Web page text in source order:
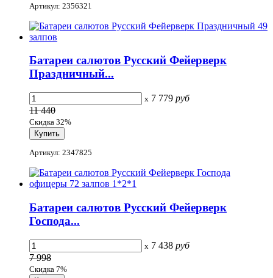
Артикул: 2356321
Батареи салютов Русский Фейерверк
Праздничный...
x 7 779 руб
11 440
Скидка 32%
Артикул: 2347825
Батареи салютов Русский Фейерверк
Господа...
x 7 438 руб
7 998
Скидка 7%